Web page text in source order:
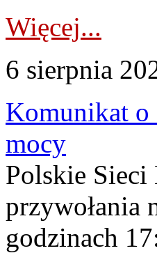
Więcej...
6 sierpnia
Komunikat o
mocy
Polskie Sieci
przywołania
godzinach